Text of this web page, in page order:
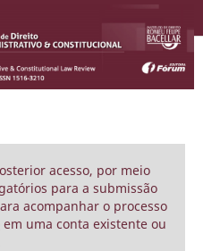
acesso, por meio
para a submissão
acompanhar o processo
em uma conta existente ou